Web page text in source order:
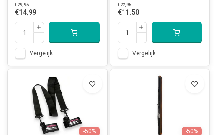
€29,95
€14,99
Vergelijk
€22,95
€11,50
Vergelijk
-50% -50%